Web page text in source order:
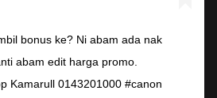
bonus ke? Ni abam ada nak
abam edit harga promo.
Kamarull 0143201000 #canon